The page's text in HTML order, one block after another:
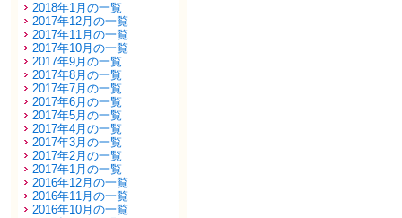
2018年1月の一覧
2017年12月の一覧
2017年11月の一覧
2017年10月の一覧
2017年9月の一覧
2017年8月の一覧
2017年7月の一覧
2017年6月の一覧
2017年5月の一覧
2017年4月の一覧
2017年3月の一覧
2017年2月の一覧
2017年1月の一覧
2016年12月の一覧
2016年11月の一覧
2016年10月の一覧